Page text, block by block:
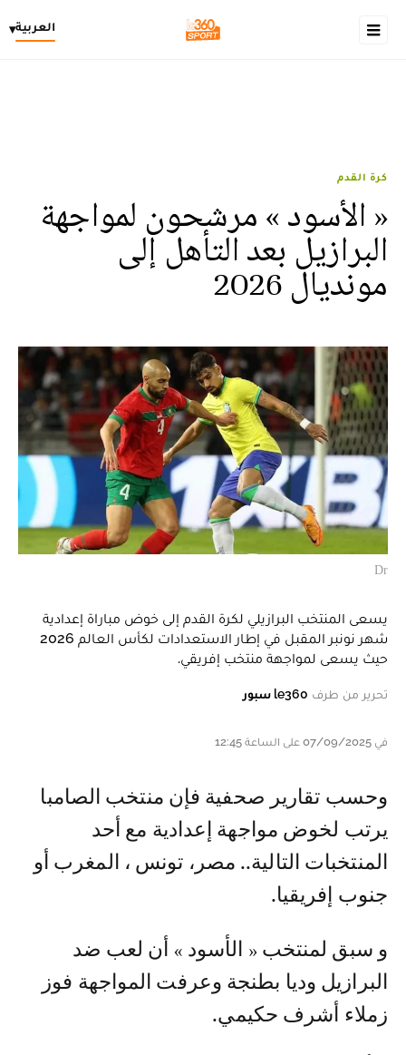
العربية▾
كرة القدم
« الأسود » مرشحون لمواجهة
البرازيل بعد التأهل إلى
مونديال 2026
Dr
يسعى المنتخب البرازيلي لكرة القدم إلى خوض مباراة إعدادية
شهر نونبر المقبل في إطار الاستعدادات لكأس العالم 2026
حيث يسعى لمواجهة منتخب إفريقي.
تحرير من طرف le360 سبور
في 07/09/2025 على الساعة 12:45
وحسب تقارير صحفية فإن منتخب الصامبا
يرتب لخوض مواجهة إعدادية مع أحد
المنتخبات التالية.. مصر، تونس ، المغرب أو
جنوب إفريقيا.
و سبق لمنتخب « الأسود » أن لعب ضد
البرازيل وديا بطنجة وعرفت المواجهة فوز
زملاء أشرف حكيمي.